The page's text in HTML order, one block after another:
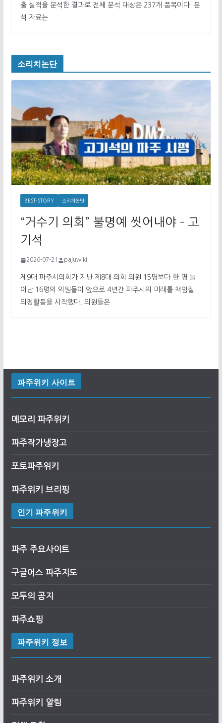
출 실적을 분석한 결과로 전체 분석 대상은 237개 품목이다. 분
석 자료는
소리치논단
BEST-STORY 소리치논단
“거수기 의회” 불명예 씻어내야 – 고
기석
2026-07-21 pajuwiki
제9대 파주시의회가 지난 제8대 의회 의원 15명보다 한 명 늘
어난 16명의 의원들이 앞으로 4년간 파주시의 미래를 책임질
의정활동을 시작했다. 의원들은
파주위키 사이트
메모리 파주위키
파주작가냉장고
포토파주위키
파주위키 브리핑
인기 파주위키
파주 주요사이트
구글어스 파주지도
모두의 공지
파주쇼핑
파주위키 정보
파주위키 소개
파주위키 알림